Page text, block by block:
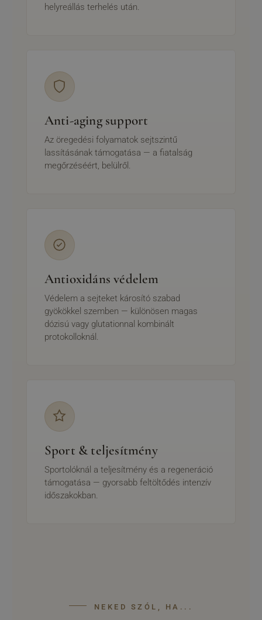
helyreállás terhelés után.
Anti-aging support
Az öregedési folyamatok sejtszintű
lassításának támogatása — a fiatalság
megőrzéséért, belülről.
Antioxidáns védelem
Védelem a sejteket károsító szabad
gyökökkel szemben — különösen magas
dózisú vagy glutationnal kombinált
protokolloknál.
Sport & teljesítmény
Sportolóknál a teljesítmény és a regeneráció
támogatása — gyorsabb feltöltődés intenzív
időszakokban.
NEKED SZÓL, HA...